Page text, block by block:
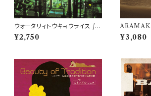
ウォータリィトウキョウライス /
ニンゲンマン
¥2,750
AND
¥3,080